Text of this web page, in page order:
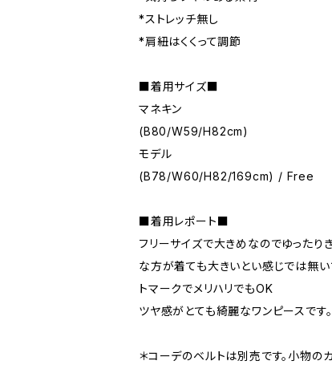
*ストレッチ無し
*肩紐はくくって調節
■着用サイズ■
マネキン
(B80/W59/H82cm)
モデル
(B78/W60/H82/169cm) / Free
■着用レポート■
フリーサイズで大きめなのでゆったり
な方が着ても大きいとい感じでは無
トマークでメリハリでもOK
ツヤ感がとても綺麗なワンピースです。
＊コーデのベルトは別売です。小物の